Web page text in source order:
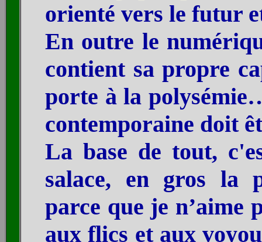
orienté vers le futur
En outre le
contient sa propre
porte à la
contemporaine doit
La base de tout,
salace, en gros la
parce que je n’aime
aux flics et aux